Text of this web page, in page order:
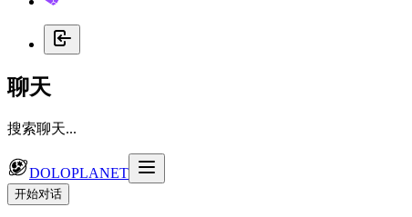
聊天
搜索聊天...
DOLOPLANET
开始对话